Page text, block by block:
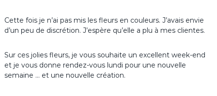
Cette fois je n’ai pas mis les fleurs en couleurs. J’avais envie
d’un peu de discrétion. J’espère qu’elle a plu à mes clientes.
Sur ces jolies fleurs, je vous souhaite un excellent week-end
et je vous donne rendez-vous lundi pour une nouvelle
semaine … et une nouvelle création.